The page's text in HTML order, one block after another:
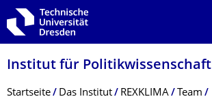
Zur Hauptnavigation springen
Zur Suche springen
Zum Inhalt springen
Institut für Politikwissen­schaft
Breadcrumb-Menü
Startseite Das Institut REXKLIMA
Team